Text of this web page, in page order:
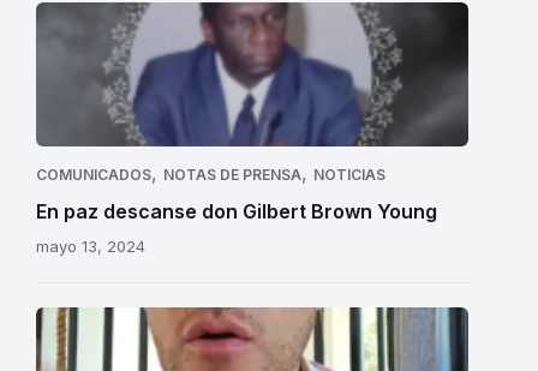
COMUNICADOS, NOTAS DE PRENSA, NOTICIAS
En paz descanse don Gilbert Brown Young
mayo 13, 2024